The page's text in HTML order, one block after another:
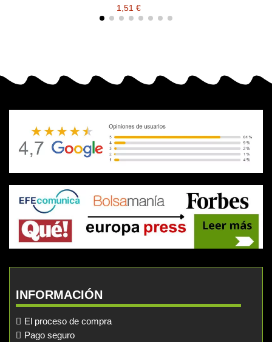
1,51 €
INFORMACIÓN
El proceso de compra
Pago seguro